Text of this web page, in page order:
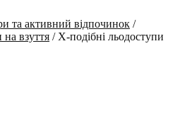
та активний відпочинок /
на взуття / Х-подібні льодоступи